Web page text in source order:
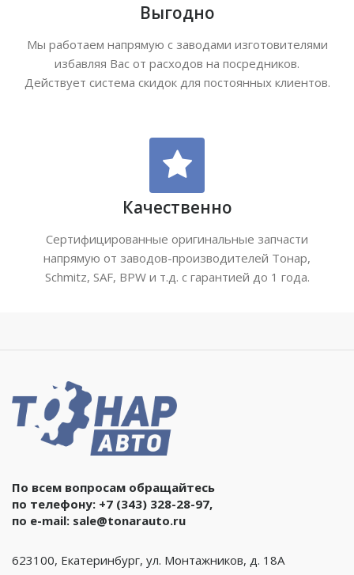
Выгодно
Мы работаем напрямую с заводами изготовителями
избавляя Вас от расходов на посредников.
Действует система скидок для постоянных клиентов.
Качественно
Сертифицированные оригинальные запчасти
напрямую от заводов-производителей Тонар,
Schmitz, SAF, BPW и т.д. с гарантией до 1 года.
По всем вопросам обращайтесь
по телефону: +7 (343) 328-28-97,
по e-mail: sale@tonarauto.ru
623100, Екатеринбург, ул. Монтажников, д. 18А